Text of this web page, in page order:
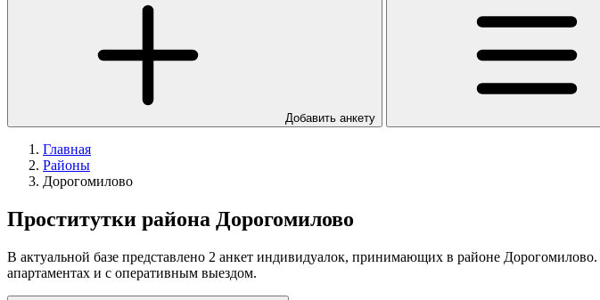
Добавить анкету
Главная
Районы
Дорогомилово
Проститутки района Дорогомилово
В актуальной базе представлено 2 анкет индивидуалок, принимающих в районе
апартаментах и с оперативным выездом.